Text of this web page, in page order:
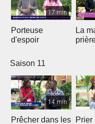
17 min
Porteuse
d'espoir
La
Saison 11
14 min
Prêcher dans les Prier